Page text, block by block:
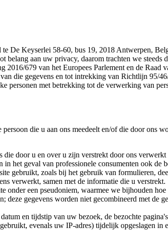
De Keyserlei 58-60, bus 19, 2018 Antwerpen,
aan uw privacy, daarom trachten we
679 van het Europees Parlement en de
die gegevens en tot intrekking van Richtlijn 95/
met betrekking tot de verwerking van
die u aan ons meedeelt en/of die door ons
door u en over u zijn verstrekt door ons
het geval van professionele consumenten ook de
gebruikt, zoals bij het gebruik van formulieren,
verwerkt, samen met de informatie die u verstrekt.
onder een pseudoniem, waarmee we bijhouden
gegevens worden niet gecombineerd met de
en tijdstip van uw bezoek, de bezochte
evenals uw IP-adres) tijdelijk opgeslagen in